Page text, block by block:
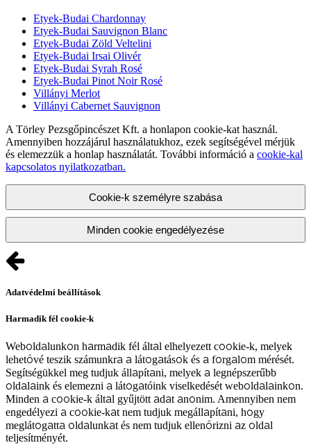
Etyek-Budai Chardonnay
Etyek-Budai Sauvignon Blanc
Etyek-Budai Zöld Veltelini
Etyek-Budai Irsai Olivér
Etyek-Budai Syrah Rosé
Etyek-Budai Pinot Noir Rosé
Villányi Merlot
Villányi Cabernet Sauvignon
A Törley Pezsgőpincészet Kft. a honlapon cookie-kat használ.
Amennyiben hozzájárul használatukhoz, ezek segítségével mérjük
és elemezzük a honlap használatát. További információ a cookie-kal
kapcsolatos nyilatkozatban.
Cookie-k személyre szabása
Minden cookie engedélyezése
Adatvédelmi beállítások
Harmadik fél cookie-k
Weboldalunkon harmadik fél által elhelyezett cookie-k, melyek
lehetővé teszik számunkra a látogatások és a forgalom mérését.
Segítségükkel meg tudjuk állapítani, melyek a legnépszerűbb
oldalaink és elemezni a látogatóink viselkedését weboldalainkon.
Minden a cookie-k által gyűjtött adat anonim. Amennyiben nem
engedélyezi a cookie-kat nem tudjuk megállapítani, hogy
meglátogatta oldalunkat és nem tudjuk ellenőrizni az oldal
teljesítményét.